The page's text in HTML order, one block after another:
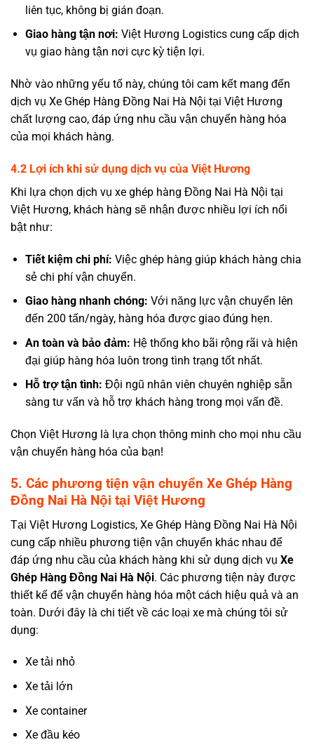
liên tục, không bị gián đoạn.
Giao hàng tận nơi: Việt Hương Logistics cung cấp dịch
vụ giao hàng tận nơi cực kỳ tiện lợi.
Nhờ vào những yếu tố này, chúng tôi cam kết mang đến
dịch vụ Xe Ghép Hàng Đồng Nai Hà Nội tại Việt Hương
chất lượng cao, đáp ứng nhu cầu vận chuyển hàng hóa
của mọi khách hàng.
4.2 Lợi ích khi sử dụng dịch vụ của Việt Hương
Khi lựa chọn dịch vụ xe ghép hàng Đồng Nai Hà Nội tại
Việt Hương, khách hàng sẽ nhận được nhiều lợi ích nổi
bật như:
Tiết kiệm chi phí: Việc ghép hàng giúp khách hàng chia
sẻ chi phí vận chuyển.
Giao hàng nhanh chóng: Với năng lực vận chuyển lên
đến 200 tấn/ngày, hàng hóa được giao đúng hẹn.
An toàn và bảo đảm: Hệ thống kho bãi rộng rãi và hiện
đại giúp hàng hóa luôn trong tình trạng tốt nhất.
Hỗ trợ tận tình: Đội ngũ nhân viên chuyên nghiệp sẵn
sàng tư vấn và hỗ trợ khách hàng trong mọi vấn đề.
Chọn Việt Hương là lựa chọn thông minh cho mọi nhu cầu
vận chuyển hàng hóa của bạn!
5. Các phương tiện vận chuyển Xe Ghép Hàng
Đồng Nai Hà Nội tại Việt Hương
Tại Việt Hương Logistics, Xe Ghép Hàng Đồng Nai Hà Nội
cung cấp nhiều phương tiện vận chuyển khác nhau để
đáp ứng nhu cầu của khách hàng khi sử dụng dịch vụ Xe
Ghép Hàng Đồng Nai Hà Nội. Các phương tiện này được
thiết kế để vận chuyển hàng hóa một cách hiệu quả và an
toàn. Dưới đây là chi tiết về các loại xe mà chúng tôi sử
dụng:
Xe tải nhỏ
Xe tải lớn
Xe container
Xe đầu kéo